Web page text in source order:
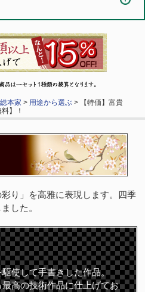
本家 > 用途から選ぶ > 【特価】富貴
】！
り」を高雅に表現します。四季
した。
使して手書きした作品。
高の技術作品に仕上げてお